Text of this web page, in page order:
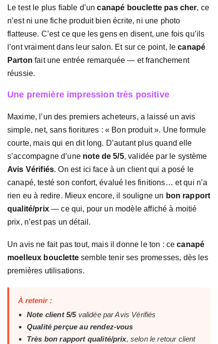
Le test le plus fiable d’uncanapé bouclette pas cher, ce
n’est ni une fiche produit bien écrite, ni une photo
flatteuse. C’est ce que les gens en disent, une fois qu’ils
l’ont vraiment dans leur salon. Et sur ce point, lecanapé
Parton fait une entrée remarquée — et franchement
réussie.
Une première impression très positive
Maxime, l’un des premiers acheteurs, a laissé un avis
simple, net, sans fioritures : « Bon produit ». Une formule
courte, mais qui en dit long. D’autant plus quand elle
s’accompagne d’une note de 5/5, validée par le système
Avis Vérifiés. On est ici face à un client qui a posé le
canapé, testé son confort, évalué les finitions… et qui n’a
rien eu à redire. Mieux encore, il souligne un bon rapport
qualité/prix— ce qui, pour un modèle affiché à moitié
prix, n’est pas un détail.
Un avis ne fait pas tout, mais il donne le ton : cecanapé
moelleux bouclettesemble tenir ses promesses, dès les
premières utilisations.
À retenir :
Note client 5/5validée par Avis Vérifiés
Qualité perçue au rendez-vous
Très bon rapport qualité/prix, selon le retour client